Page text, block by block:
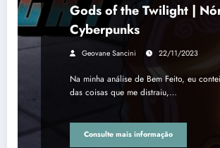
Gods of the Twilight |
Cyberpunks
Geovane Sancini 22/11/2023
Na minha análise de Bem Feito, eu
das coisas que me distraiu,…
Consulte mais informação